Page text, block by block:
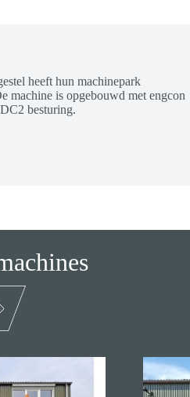
heeft hun machinepark
machine is opgebouwd met engcon
besturing.